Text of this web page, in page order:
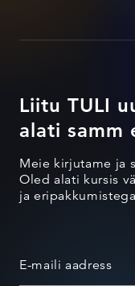
Liitu TULI
alati samm
Meie kirjutame ja
Oled alati kursis
ja
E-maili aadress